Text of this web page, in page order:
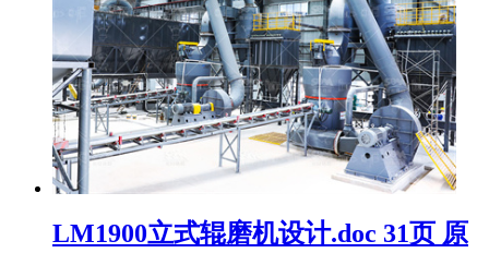
LM1900立式辊磨机设计.doc 31页 原